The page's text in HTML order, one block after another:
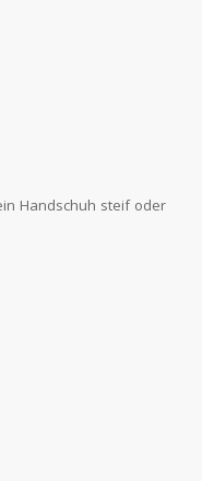
Handschuh steif oder